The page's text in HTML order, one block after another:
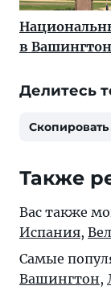
в
Делитесь
Также
Вас также
Испания,
Самые
Вашингтон,